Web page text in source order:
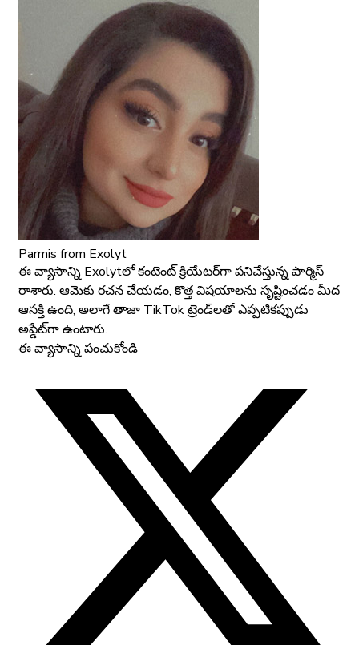
Parmis from Exolyt
ఈ వ్యాసాన్ని Exolyt‌లో కంటెంట్ క్రియేటర్‌గా పనిచేస్తున్న పార్మిస్
రాశారు. ఆమెకు రచన చేయడం, కొత్త విషయాలను సృష్టించడం మీద
ఆసక్తి ఉంది, అలాగే తాజా TikTok ట్రెండ్‌లతో ఎప్పటికప్పుడు
అప్డేట్‌గా ఉంటారు.
ఈ వ్యాసాన్ని పంచుకోండి